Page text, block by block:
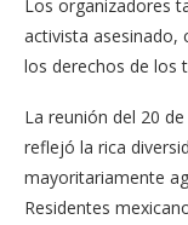
Los organizadores
activista asesinado,
los derechos de los
La reunión del 20
reflejó la rica
mayoritariamente
Residentes